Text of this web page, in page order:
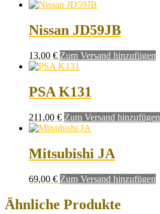
Nissan JD59JB
13,00 € Zum Versand hinzufügen
PSA K131
211,00 € Zum Versand hinzufügen
Mitsubishi JA
69,00 € Zum Versand hinzufügen
Ähnliche Produkte